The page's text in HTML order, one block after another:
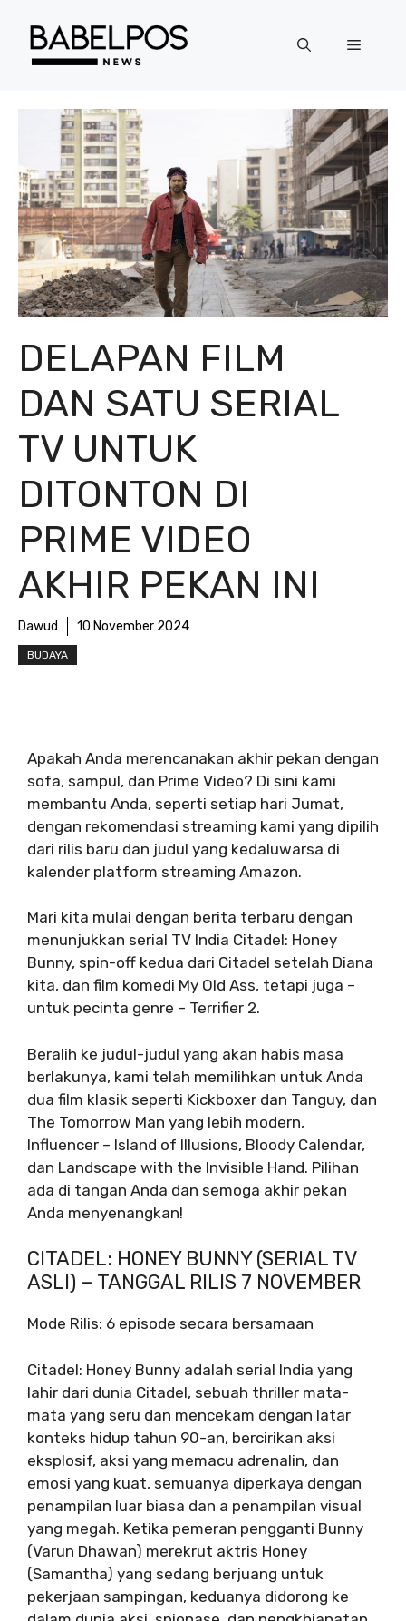
Menu
DELAPAN FILM
DAN SATU SERIAL
TV UNTUK
DITONTON DI
PRIME VIDEO
AKHIR PEKAN INI
Dawud 10 November 2024
BUDAYA
Apakah Anda merencanakan akhir pekan dengan
sofa, sampul, dan Prime Video? Di sini kami
membantu Anda, seperti setiap hari Jumat,
dengan rekomendasi streaming kami yang dipilih
dari rilis baru dan judul yang kedaluwarsa di
kalender platform streaming Amazon.
Mari kita mulai dengan berita terbaru dengan
menunjukkan serial TV India Citadel: Honey
Bunny, spin-off kedua dari Citadel setelah Diana
kita, dan film komedi My Old Ass, tetapi juga –
untuk pecinta genre – Terrifier 2.
Beralih ke judul-judul yang akan habis masa
berlakunya, kami telah memilihkan untuk Anda
dua film klasik seperti Kickboxer dan Tanguy, dan
The Tomorrow Man yang lebih modern,
Influencer – Island of Illusions, Bloody Calendar,
dan Landscape with the Invisible Hand. Pilihan
ada di tangan Anda dan semoga akhir pekan
Anda menyenangkan!
CITADEL: HONEY BUNNY (SERIAL TV
ASLI) – TANGGAL RILIS 7 NOVEMBER
Mode Rilis: 6 episode secara bersamaan
Citadel: Honey Bunny adalah serial India yang
lahir dari dunia Citadel, sebuah thriller mata-
mata yang seru dan mencekam dengan latar
konteks hidup tahun 90-an, bercirikan aksi
eksplosif, aksi yang memacu adrenalin, dan
emosi yang kuat, semuanya diperkaya dengan
penampilan luar biasa dan a penampilan visual
yang megah. Ketika pemeran pengganti Bunny
(Varun Dhawan) merekrut aktris Honey
(Samantha) yang sedang berjuang untuk
pekerjaan sampingan, keduanya didorong ke